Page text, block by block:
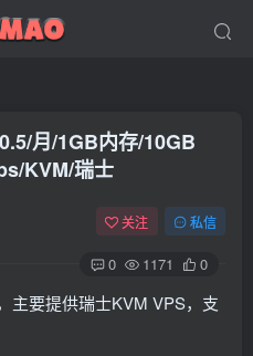
月/1GB内存/10GB
KVM/瑞士
关注 私信
0 1171 0
主要提供瑞士KVM VPS，支